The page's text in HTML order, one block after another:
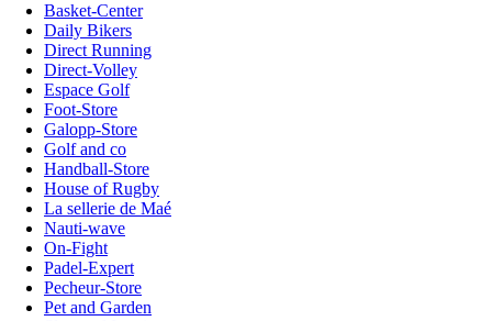
Basket-Center
Daily Bikers
Direct Running
Direct-Volley
Espace Golf
Foot-Store
Galopp-Store
Golf and co
Handball-Store
House of Rugby
La sellerie de Maé
Nauti-wave
On-Fight
Padel-Expert
Pecheur-Store
Pet and Garden